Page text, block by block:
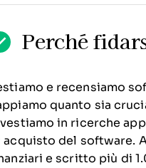
Perché
e recensiamo
quanto sia
in ricerche
acquisto del software.
e scritto più di